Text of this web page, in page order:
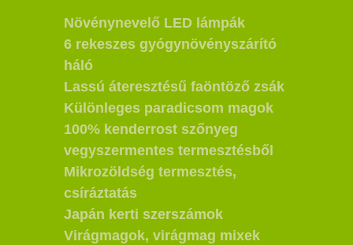
Növénynevelő LED lámpák
6 rekeszes gyógynövényszárító
háló
Lassú áteresztésű faöntöző zsák
Különleges paradicsom magok
100% kenderrost szőnyeg
vegyszermentes termesztésből
Mikrozöldség termesztés,
csíráztatás
Japán kerti szerszámok
Virágmagok, virágmag mixek